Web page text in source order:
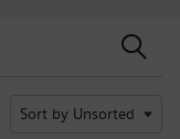
Sort by Unsorted